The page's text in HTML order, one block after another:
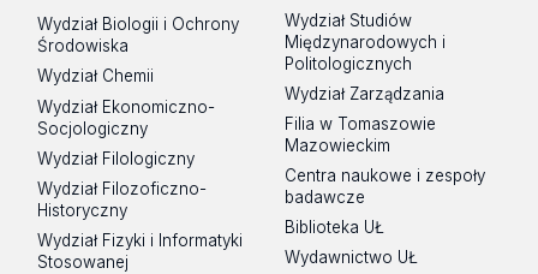
Wydział Biologii i Ochrony
Środowiska
Wydział Chemii
Wydział Ekonomiczno-
Socjologiczny
Wydział Filologiczny
Wydział Filozoficzno-
Historyczny
Wydział Fizyki i Informatyki
Stosowanej
Wydział Studiów
Międzynarodowych i
Politologicznych
Wydział Zarządzania
Filia w Tomaszowie
Mazowieckim
Centra naukowe i zespoły
badawcze
Biblioteka UŁ
Wydawnictwo UŁ